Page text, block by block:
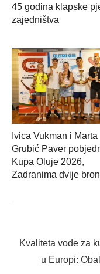
45 godina klapske
zajedništva
Ivica Vukman i Marta
Grubić Paver
Kupa Oluje 2026,
Zadranima dvije
objava
Previous
Kvaliteta vode za
u Europi: